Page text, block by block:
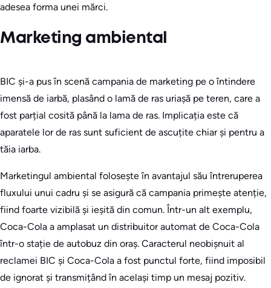
adesea forma unei mărci.
Marketing ambiental
BIC și-a pus în scenă campania de marketing pe o întindere
imensă de iarbă, plasând o lamă de ras uriașă pe teren, care a
fost parțial cosită până la lama de ras. Implicația este că
aparatele lor de ras sunt suficient de ascuțite chiar și pentru a
tăia iarba.
Marketingul ambiental folosește în avantajul său întreruperea
fluxului unui cadru și se asigură că campania primește atenție,
fiind foarte vizibilă și ieșită din comun. Într-un alt exemplu,
Coca-Cola a amplasat un distribuitor automat de Coca-Cola
într-o stație de autobuz din oraș. Caracterul neobișnuit al
reclamei BIC și Coca-Cola a fost punctul forte, fiind imposibil
de ignorat și transmițând în același timp un mesaj pozitiv.